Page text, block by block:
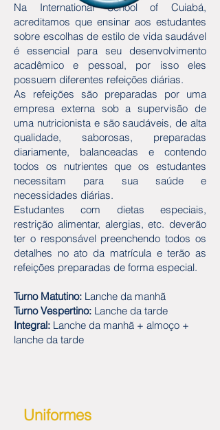
Na International School of Cuiabá,
acreditamos que ensinar aos estudantes
sobre escolhas de estilo de vida saudável
é essencial para seu desenvolvimento
acadêmico e pessoal, por isso eles
possuem diferentes refeições diárias.
As refeições são preparadas por uma
empresa externa sob a supervisão de
uma nutricionista e são saudáveis, de alta
qualidade, saborosas, preparadas
diariamente, balanceadas e contendo
todos os nutrientes que os estudantes
necessitam para sua saúde e
necessidades diárias.
Estudantes com dietas especiais,
restrição alimentar, alergias, etc. deverão
ter o responsável preenchendo todos os
detalhes no ato da matrícula e terão as
refeições preparadas de forma especial.
Turno Matutino: Lanche da manhã
Turno Vespertino: Lanche da tarde
Integral: Lanche da manhã + almoço +
lanche da tarde
Uniformes